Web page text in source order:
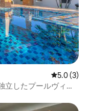
レビュー3
5.0 (3)
立したプールヴィラ
に最適